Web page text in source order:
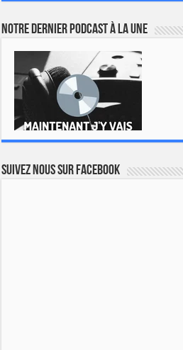
Notre dernier podcast à la une
Suivez nous sur Facebook